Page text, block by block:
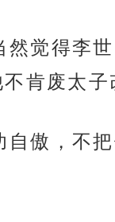
然觉得李
肯废太
傲，不